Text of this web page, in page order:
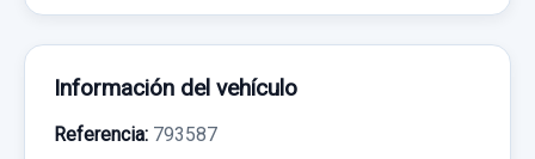
Información del vehículo
Referencia: 793587